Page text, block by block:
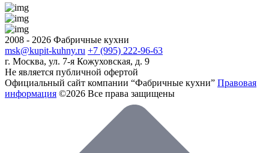
2008 - 2026 Фабричные кухни
msk@kupit-kuhny.ru +7 (995) 222-96-63
г. Москва, ул. 7-я Кожуховская, д. 9
Не является публичной офертой
Официальный сайт компании “Фабричные кухни” Правовая
информация ©2026 Все права защищены